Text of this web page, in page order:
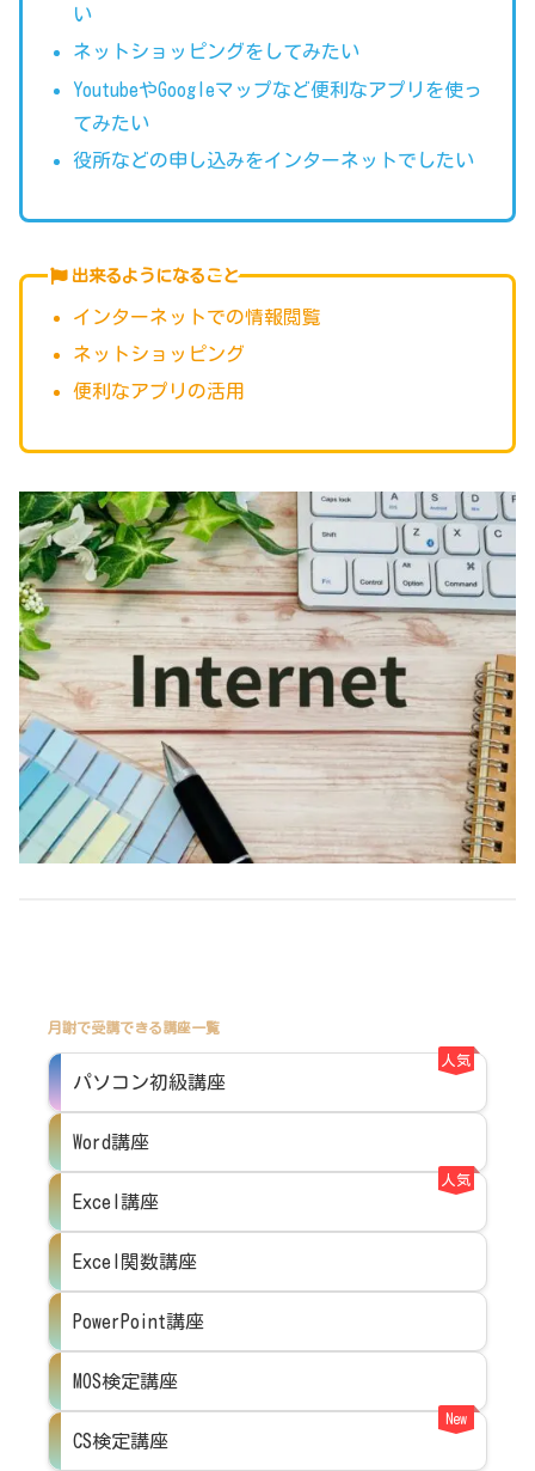
い
ネットショッピングをしてみたい
YoutubeやGoogleマップなど便利なアプリを使っ
てみたい
役所などの申し込みをインターネットでしたい
出来るようになること
インターネットでの情報閲覧
ネットショッピング
便利なアプリの活用
月謝で受講できる講座一覧
パソコン初級講座
人気
Word講座
Excel講座
人気
Excel関数講座
PowerPoint講座
MOS検定講座
CS検定講座
New